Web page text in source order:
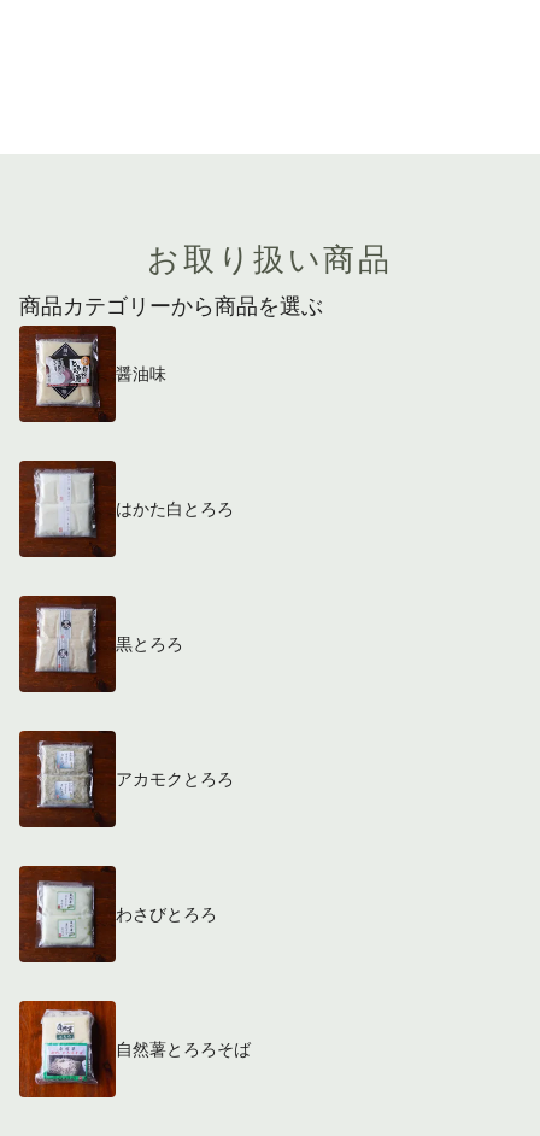
お取り扱い商品
商品カテゴリーから商品を選ぶ
醤油味
はかた白とろろ
黒とろろ
アカモクとろろ
わさびとろろ
自然薯とろろそば